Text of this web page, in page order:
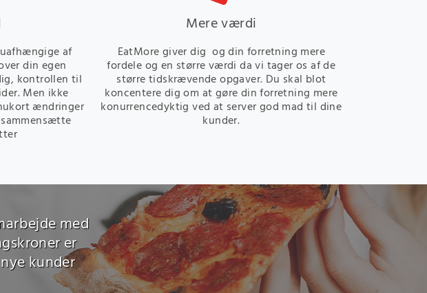
af
din egen
kontrollen til
Men ikke
ændringer
Mere værdi
EatMore giver dig og din forretning mere
fordele og en større værdi da vi tager os af de
større tidskrævende opgaver. Du skal blot
koncentere dig om at gøre din forretning mere
konurrencedyktig ved at server god mad til dine
kunder.
med
er
kunder